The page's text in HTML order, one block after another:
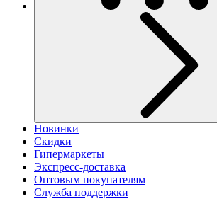
Новинки
Скидки
Гипермаркеты
Экспресс-доставка
Оптовым покупателям
Служба поддержки